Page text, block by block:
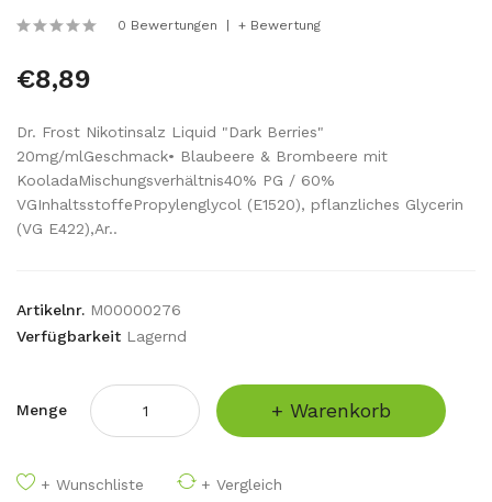
0 Bewertungen + Bewertung
€8,89
Dr. Frost Nikotinsalz Liquid "Dark Berries"
20mg/mlGeschmack• Blaubeere & Brombeere mit
KooladaMischungsverhältnis40% PG / 60%
VGInhaltsstoffePropylenglycol (E1520), pflanzliches Glycerin
(VG E422),Ar..
Artikelnr. M00000276
Verfügbarkeit Lagernd
Menge + Warenkorb
+ Wunschliste + Vergleich